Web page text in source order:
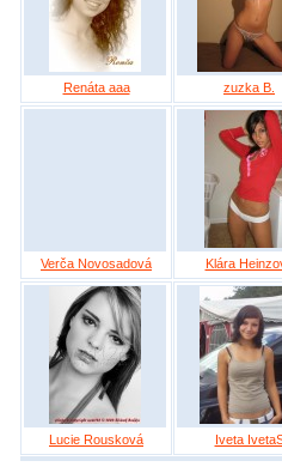
Renáta aaa zuzka B.
Verča Novosadová Klára
Lucie Rousková Iveta